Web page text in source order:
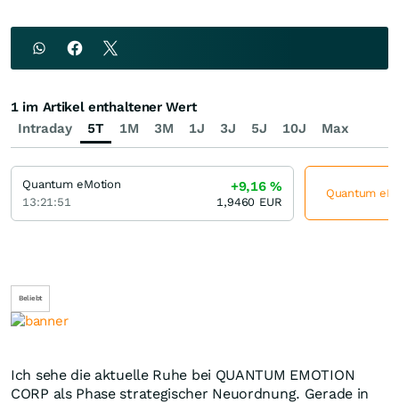
Beliebt
Ich sehe die aktuelle Ruhe bei QUANTUM EMOTION
CORP als Phase strategischer Neuordnung. Gerade in
Intraday 5T 1M 3M 1J 3J 5J 10J Max
1 im Artikel enthaltener Wert
Quantum eMotion
13:21:51
+9,16%
1,9460 EUR
Quantum